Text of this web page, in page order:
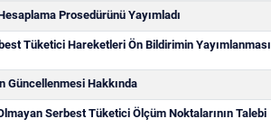
Prosedürünü Yayımladı
Tüketici Hareketleri Ön Bildirimin Yayımlanması
Güncellenmesi Hakkında
Serbest Tüketici Ölçüm Noktalarının Talebi